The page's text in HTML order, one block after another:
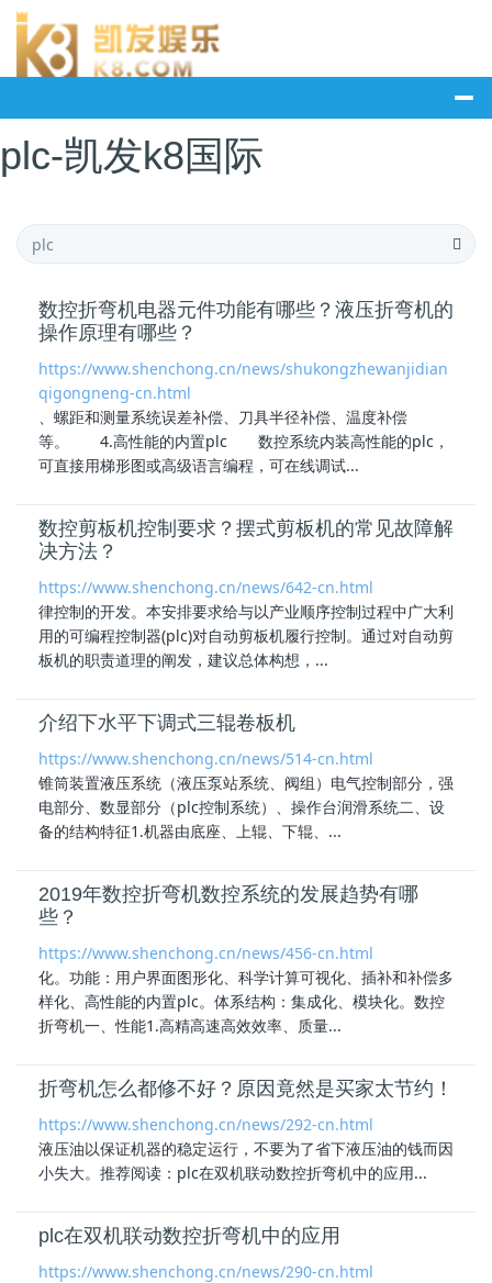
plc-凯发k8国际
数控折弯机电器元件功能有哪些？液压折弯机的
操作原理有哪些？
https://www.shenchong.cn/news/shukongzhewanjidian
qigongneng-cn.html
、螺距和测量系统误差补偿、刀具半径补偿、温度补偿
等。 4.高性能的内置plc 数控系统内装高性能的plc ，
可直接用梯形图或高级语言编程，可在线调试...
数控剪板机控制要求？摆式剪板机的常见故障解
决方法？
https://www.shenchong.cn/news/642-cn.html
律控制的开发。本安排要求给与以产业顺序控制过程中广大利
用的可编程控制器(plc)对自动剪板机履行控制。通过对自动剪
板机的职责道理的阐发，建议总体构想，...
介绍下水平下调式三辊卷板机
https://www.shenchong.cn/news/514-cn.html
锥筒装置液压系统（液压泵站系统、阀组）电气控制部分，强
电部分、数显部分（plc控制系统）、操作台润滑系统二、设
备的结构特征1.机器由底座、上辊、下辊、...
2019年数控折弯机数控系统的发展趋势有哪
些？
https://www.shenchong.cn/news/456-cn.html
化。功能：用户界面图形化、科学计算可视化、插补和补偿多
样化、高性能的内置plc。体系结构：集成化、模块化。数控
折弯机一、性能1.高精高速高效效率、质量...
折弯机怎么都修不好？原因竟然是买家太节约！
https://www.shenchong.cn/news/292-cn.html
液压油以保证机器的稳定运行，不要为了省下液压油的钱而因
小失大。推荐阅读： plc在双机联动数控折弯机中的应用...
plc在双机联动数控折弯机中的应用
https://www.shenchong.cn/news/290-cn.html